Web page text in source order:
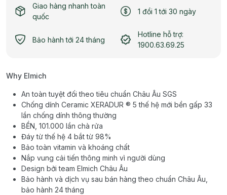
Giao hàng nhanh toàn
quốc
1 đổi 1 tới 30 ngày
Bảo hành tới 24 tháng
Hotline hỗ trợ:
1900.63.69.25
Why Elmich
An toàn tuyệt đối theo tiêu chuẩn Châu Âu SGS
Chống dính Ceramic XERADUR ® 5 thế hệ mới bền gấp 33
lần chống dính thông thường
BỀN, 101.000 lần chà rửa
Đáy từ thế hệ 4 bắt từ 98%
Bảo toàn vitamin và khoáng chất
Nắp vung cải tiến thông minh vì người dùng
Design bởi team Elmich Châu Âu
Bảo hành và dịch vụ sau bán hàng theo chuẩn Châu Âu,
bảo hành 24 tháng